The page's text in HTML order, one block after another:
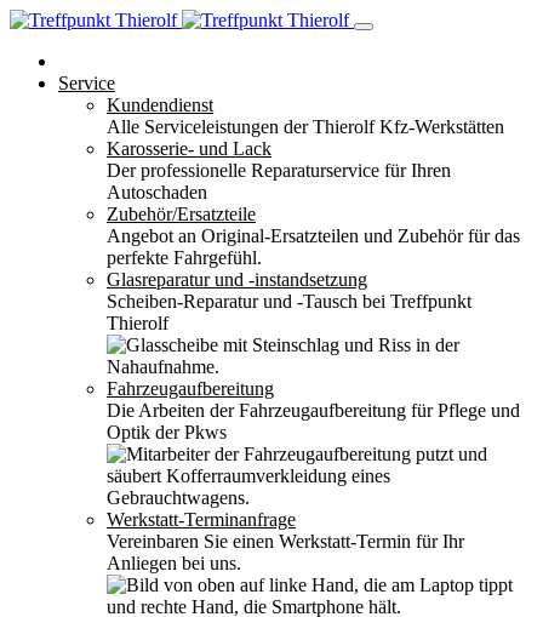
Service
Kundendienst
Alle Serviceleistungen der Thierolf Kfz-Werkstätten
Karosserie- und Lack
Der professionelle Reparaturservice für Ihren
Autoschaden
Zubehör/Ersatzteile
Angebot an Original-Ersatzteilen und Zubehör für das
perfekte Fahrgefühl.
Glasreparatur und -instandsetzung
Scheiben-Reparatur und -Tausch bei Treffpunkt
Thierolf
Fahrzeugaufbereitung
Die Arbeiten der Fahrzeugaufbereitung für Pflege und
Optik der Pkws
Werkstatt-Terminanfrage
Vereinbaren Sie einen Werkstatt-Termin für Ihr
Anliegen bei uns.